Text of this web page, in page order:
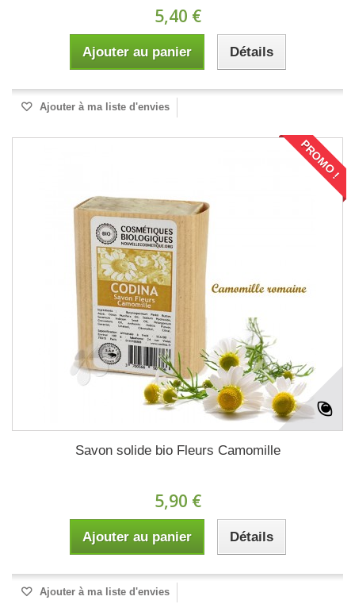
5,40 €
Ajouter au panier Détails
Ajouter à ma liste d'envies
PROMO !
Savon solide bio Fleurs Camomille
5,90 €
Ajouter au panier Détails
Ajouter à ma liste d'envies